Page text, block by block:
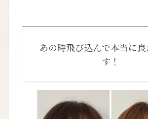
あの時飛び込んで本当に
す！